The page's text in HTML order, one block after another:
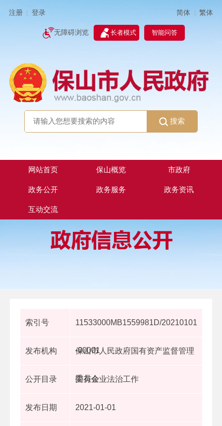
注册 登录 简体 | 繁体
无障碍浏览 长者模式 智能问答
搜索
网站首页 保山概览 市政府
政务公开 政务服务 政务资讯
互动交流
索引号 11533000MB1559981D/20210101
-00001
发布机构 保山市人民政府国有资产监督管理
委员会
公开目录 国有企业法治工作
发布日期 2021-01-01